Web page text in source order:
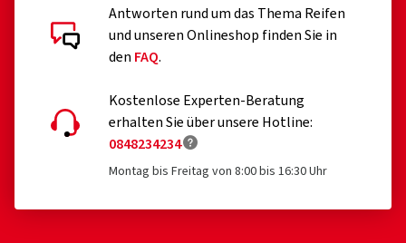
Der erste Zweikomponenten-Sportreifen
Kundenbewertungen im Detail
08.07.2026
Antworten rund um das Thema Reifen
und unseren Onlineshop finden Sie in
den FAQ.
Kostenlose Experten-Beratung
erhalten Sie über unsere Hotline:
0848234234
Montag bis Freitag von 8:00 bis 16:30 Uhr